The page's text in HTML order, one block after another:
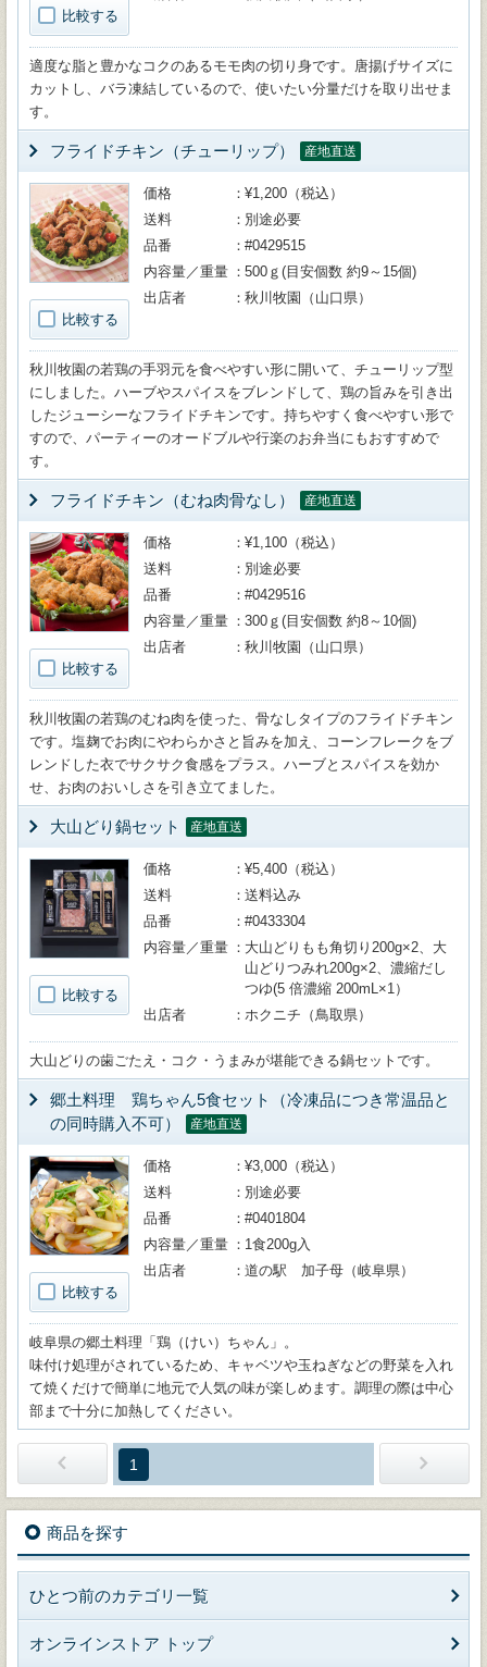
比較する
適度な脂と豊かなコクのあるモモ肉の切り身です。唐揚げサイズに
カットし、バラ凍結しているので、使いたい分量だけを取り出せま
す。
フライドチキン（チューリップ） 産地直送
比較する
価格
¥1,200（税込）
送料
別途必要
品番
#0429515
内容量／重量
500ｇ(目安個数 約9～15個)
出店者
秋川牧園（山口県）
秋川牧園の若鶏の手羽元を食べやすい形に開いて、チューリップ型
にしました。ハーブやスパイスをブレンドして、鶏の旨みを引き出
したジューシーなフライドチキンです。持ちやすく食べやすい形で
すので、パーティーのオードブルや行楽のお弁当にもおすすめで
す。
フライドチキン（むね肉骨なし） 産地直送
比較する
価格
¥1,100（税込）
送料
別途必要
品番
#0429516
内容量／重量
300ｇ(目安個数 約8～10個)
出店者
秋川牧園（山口県）
秋川牧園の若鶏のむね肉を使った、骨なしタイプのフライドチキン
です。塩麹でお肉にやわらかさと旨みを加え、コーンフレークをブ
レンドした衣でサクサク食感をプラス。ハーブとスパイスを効か
せ、お肉のおいしさを引き立てました。
大山どり鍋セット 産地直送
比較する
価格
¥5,400（税込）
送料
送料込み
品番
#0433304
内容量／重量
大山どりもも角切り200g×2、大
山どりつみれ200g×2、濃縮だし
つゆ(5 倍濃縮 200mL×1）
出店者
ホクニチ（鳥取県）
大山どりの歯ごたえ・コク・うまみが堪能できる鍋セットです。
郷土料理 鶏ちゃん5食セット（冷凍品につき常温品と
の同時購入不可）
産地直送
比較する
価格
¥3,000（税込）
送料
別途必要
品番
#0401804
内容量／重量
1食200g入
出店者
道の駅 加子母（岐阜県）
岐阜県の郷土料理「鶏（けい）ちゃん」。
味付け処理がされているため、キャベツや玉ねぎなどの野菜を入れ
て焼くだけで簡単に地元で人気の味が楽しめます。調理の際は中心
部まで十分に加熱してください。
1
商品を探す
ひとつ前のカテゴリ一覧
オンラインストア トップ